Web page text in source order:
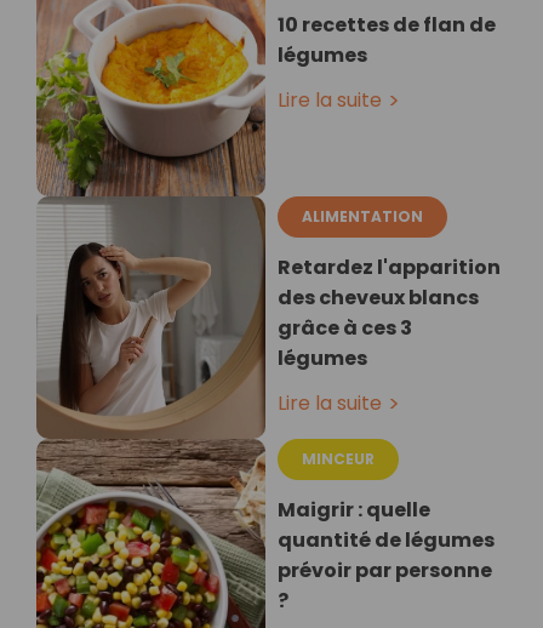
10 recettes de flan de
légumes
Lire la suite
ALIMENTATION
Retardez l'apparition
des cheveux blancs
grâce à ces 3
légumes
Lire la suite
MINCEUR
Maigrir : quelle
quantité de légumes
prévoir par personne
?